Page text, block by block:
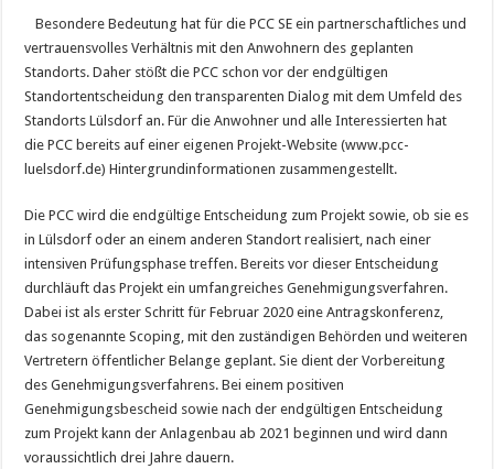
Besondere Bedeutung hat für die PCC SE ein partnerschaftliches und
vertrauensvolles Verhältnis mit den Anwohnern des geplanten
Standorts. Daher stößt die PCC schon vor der endgültigen
Standortentscheidung den transparenten Dialog mit dem Umfeld des
Standorts Lülsdorf an. Für die Anwohner und alle Interessierten hat
die PCC bereits auf einer eigenen Projekt-Website (www.pcc-
luelsdorf.de) Hintergrundinformationen zusammengestellt.
Die PCC wird die endgültige Entscheidung zum Projekt sowie, ob sie es
in Lülsdorf oder an einem anderen Standort realisiert, nach einer
intensiven Prüfungsphase treffen. Bereits vor dieser Entscheidung
durchläuft das Projekt ein umfangreiches Genehmigungsverfahren.
Dabei ist als erster Schritt für Februar 2020 eine Antragskonferenz,
das sogenannte Scoping, mit den zuständigen Behörden und weiteren
Vertretern öffentlicher Belange geplant. Sie dient der Vorbereitung
des Genehmigungsverfahrens. Bei einem positiven
Genehmigungsbescheid sowie nach der endgültigen Entscheidung
zum Projekt kann der Anlagenbau ab 2021 beginnen und wird dann
voraussichtlich drei Jahre dauern.